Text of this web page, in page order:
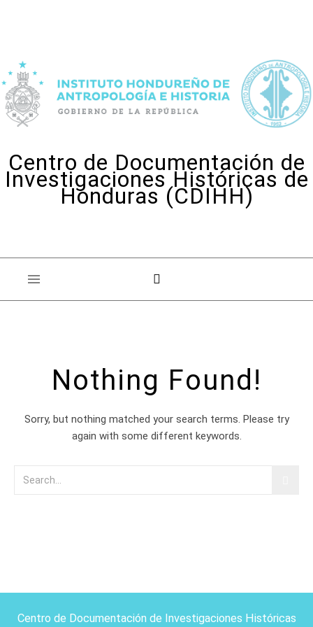
Centro de Documentación de
Investigaciones Históricas de
Honduras (CDIHH)
Nothing Found!
Sorry, but nothing matched your search terms. Please try
again with some different keywords.
Centro de Documentación de Investigaciones Históricas